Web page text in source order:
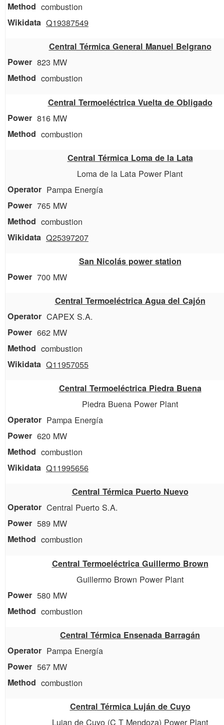
combustion
Q19387549
Central Térmica General Manuel Belgrano
823 MW
combustion
Central Termoeléctrica Vuelta de Obligado
816 MW
combustion
Central Térmica Loma de la Lata
Loma de la Lata Power Plant
Pampa Energía
765 MW
combustion
Q25397207
San Nicolás power station
700 MW
Central Termoeléctrica Agua del Cajón
CAPEX S.A.
662 MW
combustion
Q11957055
Central Termoeléctrica Piedra Buena
Piedra Buena Power Plant
Pampa Energía
620 MW
combustion
Q11995656
Central Térmica Puerto Nuevo
Central Puerto S.A.
589 MW
combustion
Central Termoeléctrica Guillermo Brown
Guillermo Brown Power Plant
580 MW
combustion
Central Térmica Ensenada Barragán
Pampa Energía
567 MW
combustion
Central Térmica Luján de Cuyo
Lujan de Cuyo (C T Mendoza) Power Plant